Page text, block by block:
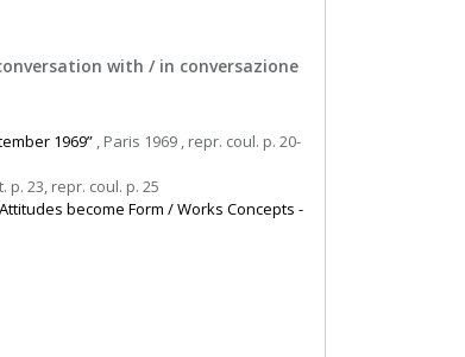
with / in conversazione
1969” , Paris 1969 , repr. coul. p. 20-
p. 23, repr. coul. p. 25
become Form / Works Concepts -